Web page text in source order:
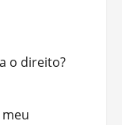
o direito?